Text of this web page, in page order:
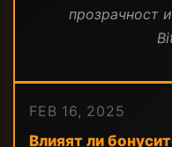
прозрачност
FEB 16, 2025
Влияят ли